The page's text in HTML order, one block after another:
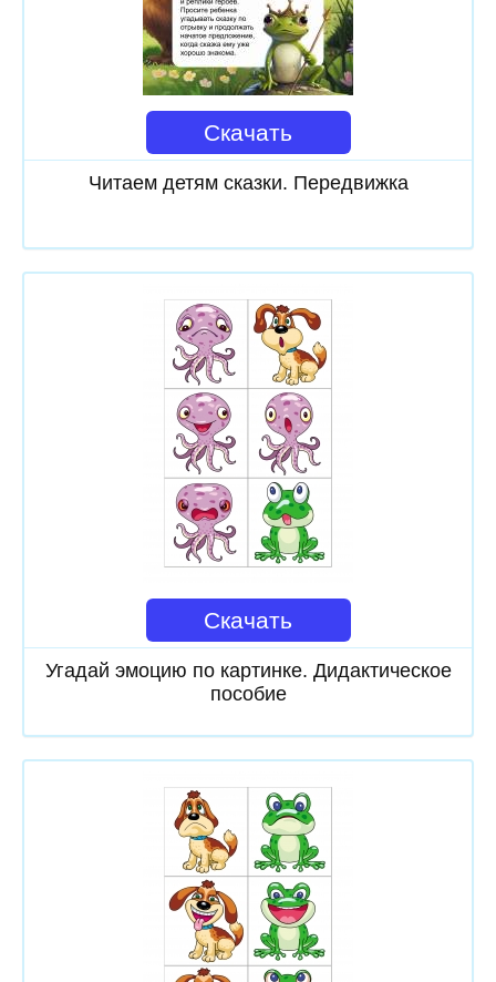
Скачать
Читаем детям сказки. Передвижка
Скачать
Угадай эмоцию по картинке. Дидактическое
пособие